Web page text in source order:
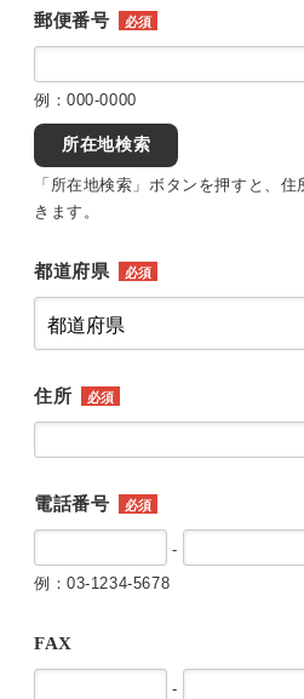
郵便番号 必須
例：000-0000
所在地検索
「所在地検索」ボタンを押すと、
きます。
都道府県 必須
住所 必須
電話番号 必須
-
例：03-1234-5678
FAX
-